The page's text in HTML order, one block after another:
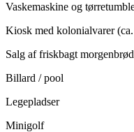
Vaskemaskine og
Kiosk med kolonialvarer
Salg af friskbagt
Billard / pool
Legepladser
Minigolf